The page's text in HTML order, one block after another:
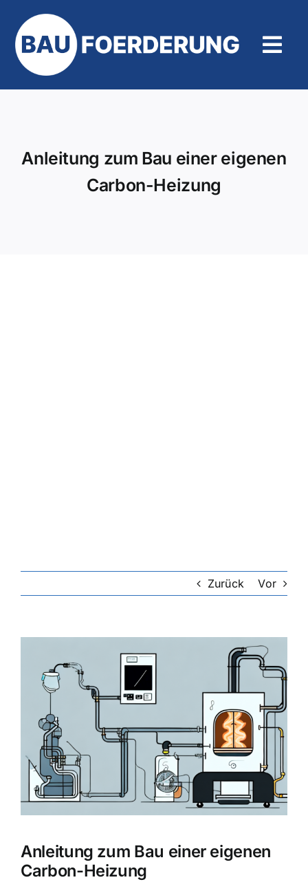
Inhalt
springen
Anleitung zum Bau einer eigenen
Carbon-Heizung
Zurück Vor
grösseres
Anleitung zum Bau einer eigenen
Carbon-Heizung